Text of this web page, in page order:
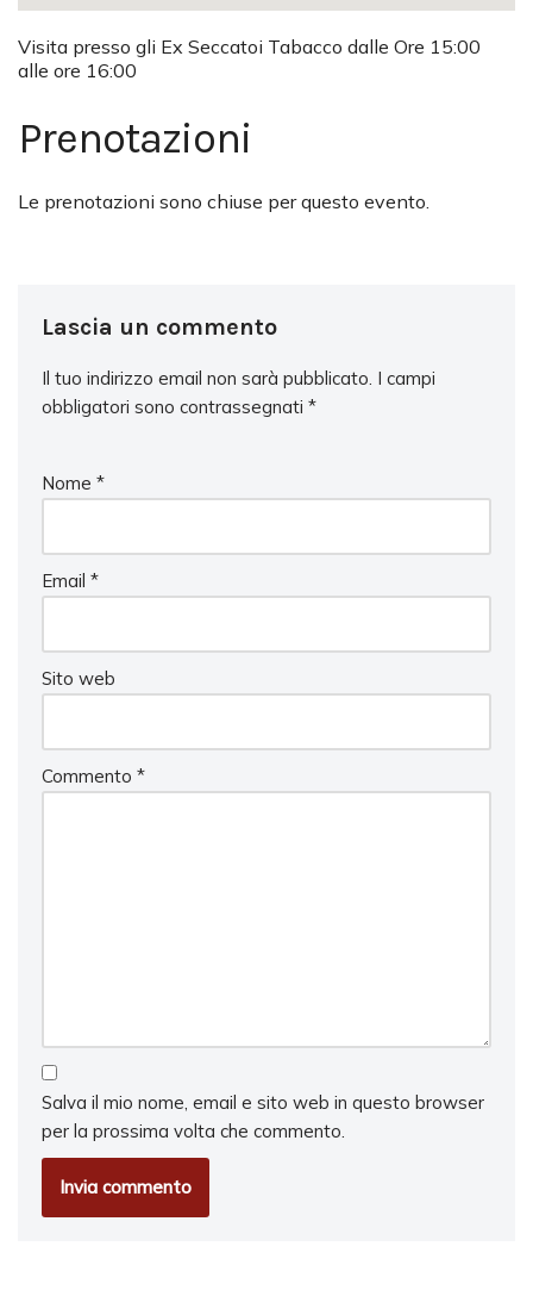
Visita presso gli Ex Seccatoi Tabacco dalle Ore 15:00
alle ore 16:00
Prenotazioni
Le prenotazioni sono chiuse per questo evento.
Lascia un commento
Il tuo indirizzo email non sarà pubblicato. I campi
obbligatori sono contrassegnati *
Nome *
Email *
Sito web
Commento *
Salva il mio nome, email e sito web in questo browser
per la prossima volta che commento.